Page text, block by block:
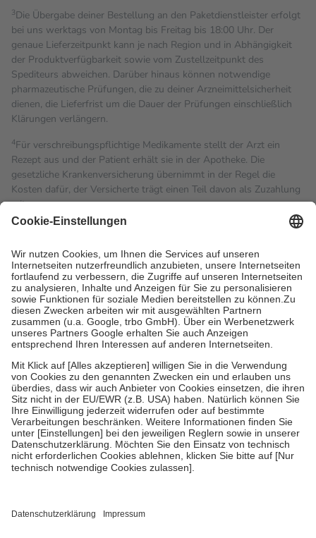
3Die Übergabe deiner Bestellung an den Paketdienstleister erfolgt
bei uns werktags von Montag bis Freitag bis 18:00 Uhr. Der
genaue Lieferzeitpunkt kann je nach Region und in Abhängigkeit
der Produktverfügbarkeit sowie vom Zustellzeitpunkt des
Spediteurs abweichen. Darüber hinaus können notwendige
pharmazeutische Prüfungen, die zu deiner Arzneimittelsicherheit
dienen, die Lieferfrist um die Dauer der Prüfungen einschließlich
Klärungen verlängern.
4Für verschreibungspflichtige Medikamente stellt der Arzt ein
Rezept aus und der Patient erhält sie in der Apotheke. Die
gesetzliche Krankenversicherung übernimmt in der Regel die
Kosten dafür, der Versicherte trägt einen Teil davon als Zuzahlung
mit.
Grundsätzlich leisten Mitglieder Zuzahlungen in Höhe von zehn
höchstens zehn Euro.
Es sind jedoch nie mehr als die
tatsächlichen Kosten der Leistung zu entrichten.
Diese Regeln gelten grundsätzlich auch für Online-Apotheken.
Bei Heilmitteln und häuslicher Krankenpflege beträgt die
Zuzahlung zehn Prozent der Kosten sowie zehn Euro je
Verordnung.
Um das Engagement der Versicherten für ihre eigene Gesundheit
zu stärken und die besondere Stellung der Familie zu unterstützen,
fallenkeine Zuzahlungenan bei:
• Kindern und Jugendlichen bis zum vollendeten 18. Lebensjahr
mit Ausnahme der Fahrkosten
• Untersuchungen zur Vorsorge und Früherkennung, die von der
GKV getragen werden
• empfohlenen Schutzimpfungen
• Harn- und Blutteststreifen
getroffen, um sicherzustellen, dass es sich um echte Bewertungen